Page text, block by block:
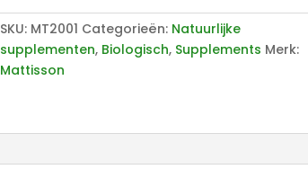
SKU: MT2001 Categorieën: Natuurlijke
supplementen, Biologisch, Supplements Merk:
Mattisson